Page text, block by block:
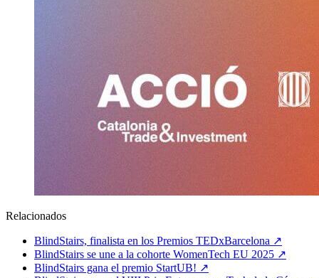
Relacionados
BlindStairs, finalista en los Premios TEDxBarcelona ↗
BlindStairs se une a la cohorte WomenTech EU 2025 ↗
BlindStairs gana el premio StartUB! ↗